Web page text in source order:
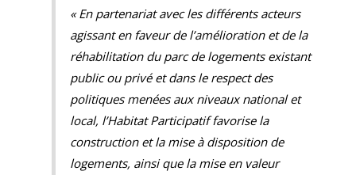
« En partenariat avec les différents acteurs
agissant en faveur de l’amélioration et de la
réhabilitation du parc de logements existant
public ou privé et dans le respect des
politiques menées aux niveaux national et
local, l’Habitat Participatif favorise la
construction et la mise à disposition de
logements, ainsi que la mise en valeur